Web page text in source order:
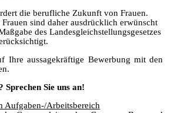
die berufliche Zukunft von Frauen.
sind daher ausdrücklich erwünscht
des Landesgleichstellungsgesetzes
Ihre aussagekräftige Bewerbung mit den
Sprechen Sie uns an!
Aufgaben-/Arbeitsbereich